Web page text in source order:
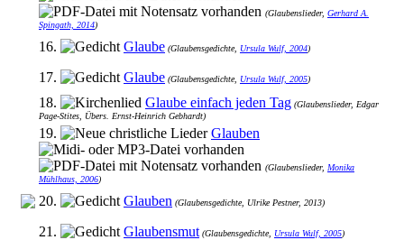
(Glaubenslieder, Gerhard A.
Spingath, 2014)
16. Glaube (Glaubensgedichte, Ursula Wulf, 2004)
17. Glaube (Glaubensgedichte, Ursula Wulf, 2005)
18. Glaube einfach jeden Tag (Glaubenslieder, Edgar
Page-Stites, Übers. Ernst-Heinrich Gebhardt)
19. Glauben
(Glaubenslieder, Monika
Mühlhaus, 2006)
20. Glauben (Glaubensgedichte, Ulrike Pestner, 2013)
21. Glaubensmut (Glaubensgedichte, Ursula Wulf, 2005)